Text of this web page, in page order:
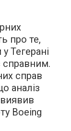
про те,
Тегерані
справним.
справ
аналіз
Boeing